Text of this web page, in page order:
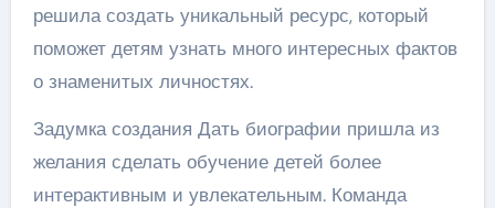
решила создать уникальный ресурс, который
поможет детям узнать много интересных фактов
о знаменитых личностях.
Задумка создания Дать биографии пришла из
желания сделать обучение детей более
интерактивным и увлекательным. Команда